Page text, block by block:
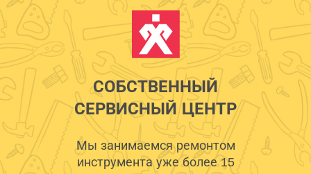
СОБСТВЕННЫЙ
СЕРВИСНЫЙ ЦЕНТР
Мы занимаемся ремонтом
инструмента уже более 15